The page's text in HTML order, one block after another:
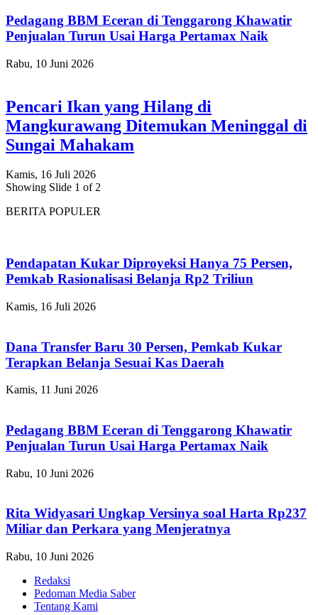
Pedagang BBM Eceran di Tenggarong Khawatir
Penjualan Turun Usai Harga Pertamax Naik
Rabu, 10 Juni 2026
Pencari Ikan yang Hilang di
Mangkurawang Ditemukan Meninggal di
Sungai Mahakam
Kamis, 16 Juli 2026
Showing Slide 1 of 2
BERITA POPULER
Pendapatan Kukar Diproyeksi Hanya 75 Persen,
Pemkab Rasionalisasi Belanja Rp2 Triliun
Kamis, 16 Juli 2026
Dana Transfer Baru 30 Persen, Pemkab Kukar
Terapkan Belanja Sesuai Kas Daerah
Kamis, 11 Juni 2026
Pedagang BBM Eceran di Tenggarong Khawatir
Penjualan Turun Usai Harga Pertamax Naik
Rabu, 10 Juni 2026
Rita Widyasari Ungkap Versinya soal Harta Rp237
Miliar dan Perkara yang Menjeratnya
Rabu, 10 Juni 2026
Redaksi
Pedoman Media Saber
Tentang Kami